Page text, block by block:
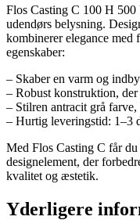
Flos Casting C 100 H
udendørs belysning.
kombinerer elegance
egenskaber:
– Skaber en varm og
– Robust konstruktion,
– Stilren antracit grå
– Hurtig leveringstid: 1–3
Med Flos Casting C får
designelement, der
kvalitet og æstetik.
Yderligere